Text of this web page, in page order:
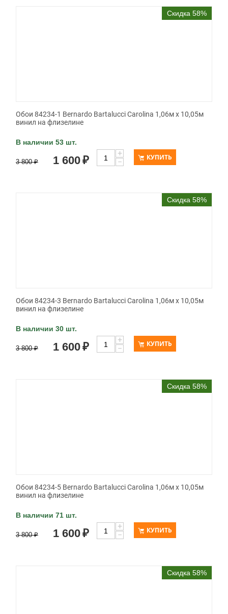
Скидка 58%
Обои 84234-1 Bernardo Bartalucci Carolina 1,06м х 10,05м
винил на флизелине
В наличии 53 шт.
3 800 ₽ 1 600₽
+
−
КУПИТЬ
Скидка 58%
Обои 84234-3 Bernardo Bartalucci Carolina 1,06м х 10,05м
винил на флизелине
В наличии 30 шт.
3 800 ₽ 1 600₽
+
−
КУПИТЬ
Скидка 58%
Обои 84234-5 Bernardo Bartalucci Carolina 1,06м х 10,05м
винил на флизелине
В наличии 71 шт.
3 800 ₽ 1 600₽
+
−
КУПИТЬ
Скидка 58%